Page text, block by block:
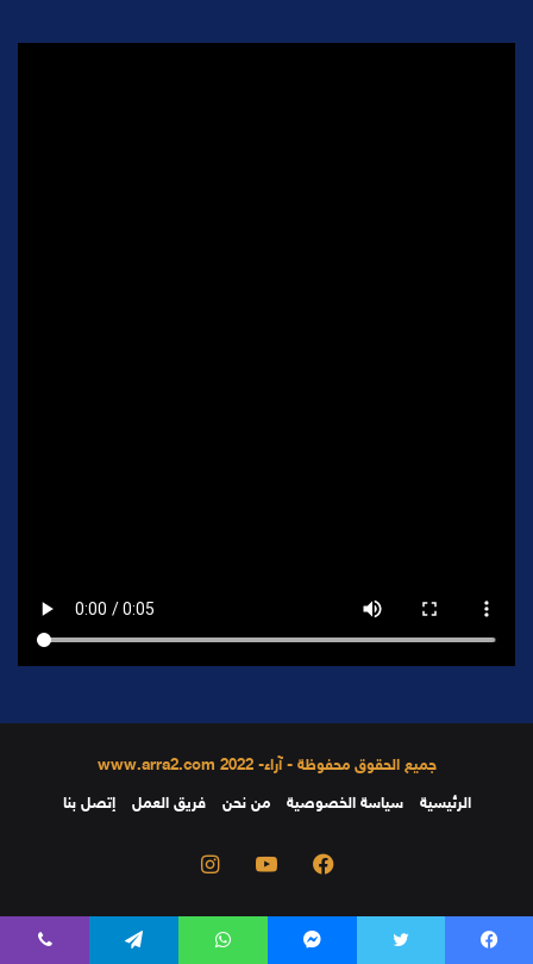
جميع الحقوق محفوظة - آراء- 2022 www.arra2.com
الرئيسية
سياسة الخصوصية من نحن فريق العمل إتصل بنا
فيسبوك يوتيوب